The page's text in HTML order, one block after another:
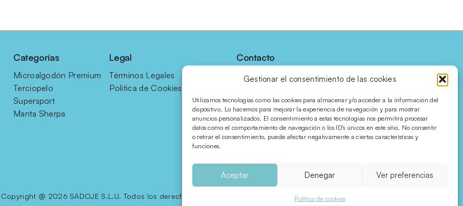
Gestionar el consentimiento de las cookies
Utilizamos tecnologías como las cookies para almacenar y/o acceder a la información del
dispositivo. Lo hacemos para mejorar la experiencia de navegación y para mostrar
anuncios personalizados. El consentimiento a estas tecnologías nos permitirá procesar
datos como el comportamiento de navegación o los ID's únicos en este sitio. No consentir
o retirar el consentimiento, puede afectar negativamente a ciertas características y
funciones.
Aceptar Denegar Ver preferencias
Política de cookies
Categorías
Microalgodón Premium
Terciopelo
Supersport
Manta Sherpa
Legal
Términos Legales
Politica de Cookies
Contacto
C/ Villena, 7 bajos
Mariola
Alicante · SPAIN
Síguenos en redes
Copyright @ 2026 SADOJE S.L.U. Todos los derechos reservados.